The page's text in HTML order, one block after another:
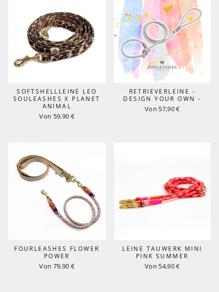
SOFTSHELLLEINE LEO
SOULEASHES X PLANET
ANIMAL
Von 59,90 €
RETRIEVERLEINE -
DESIGN YOUR OWN -
Von 57,90 €
FOURLEASHES FLOWER
POWER
Von 79,90 €
LEINE TAUWERK MINI
PINK SUMMER
Von 54,90 €